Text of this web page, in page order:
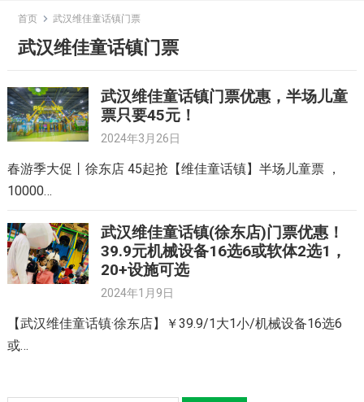
content
首页 武汉维佳童话镇门票
武汉维佳童话镇门票
武汉维佳童话镇门票优惠，半场儿童
票只要45元！
2024年3月26日
春游季大促丨徐东店 45起抢【维佳童话镇】半场儿童票 ，
10000…
武汉维佳童话镇(徐东店)门票优惠！
39.9元机械设备16选6或软体2选1，
20+设施可选
2024年1月9日
【武汉维佳童话镇·徐东店】￥39.9/1大1小/机械设备16选6
或…